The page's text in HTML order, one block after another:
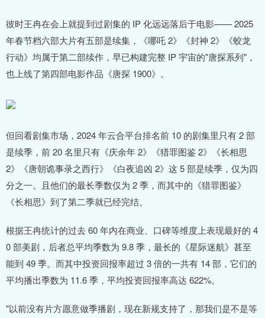
彼时王冉在会上就提到过剧集的 IP 化远远落后于电影—— 2025
年春节档六部大片有五部是续集，《哪吒 2》《封神 2》《蛟龙
行动》均属于第二部续作，早已构建完整 IP 宇宙的"唐探系列"，
也上线了第四部电影作品《唐探 1900》。
但回看剧集市场，2024 年云合平台排名前 10 的剧集里只有 2 部
是续季，前 20 名里只有《庆余年 2》《猎罪图鉴 2》《长相思
2》《唐朝诡事录之西行》《白夜追凶 2》这 5 部是续季，仅为四
分之一。且他们的最长季数仅为 2 季，而其中的《猎罪图鉴》
《长相思》到了第二季就已经完结。
根据王冉统计的过去 60 年内在商业、口碑等维度上表现最好的 4
0 部美剧，后者总平均季数为 9.8 季，最长的《星际迷航》甚至
能到 49 季。而其中投资回报率超过 3 倍的一共有 14 部，它们的
平均播出季数为 11.6 季，平均投资回报率高达 622%。
"以前没有片方愿意做季播剧，现在新规支持了，那我们是不是等